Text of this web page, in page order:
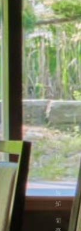
秋保温泉 旅館 蘭亭